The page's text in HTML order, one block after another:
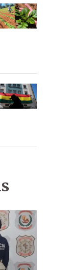
circuito para los